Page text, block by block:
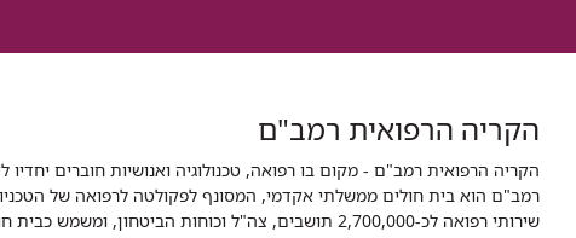
הקריה הרפואית רמב"ם
הקריה הרפואית רמב"ם - מקום בו רפואה, טכנולוגיה ואנושיות חוברים יחדיו